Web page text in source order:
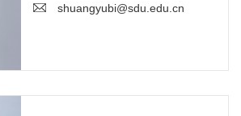
shuangyubi@sdu.edu.cn